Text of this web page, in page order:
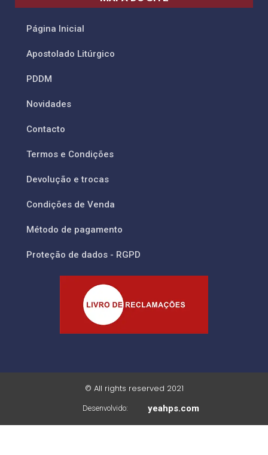
Página Inicial
Apostolado Litúrgico
PDDM
Novidades
Contacto
Termos e Condições
Devolução e trocas
Condições de Venda
Método de pagamento
Proteção de dados - RGPD
© All rights reserved 2021
Desenvolvido: yeahps.com